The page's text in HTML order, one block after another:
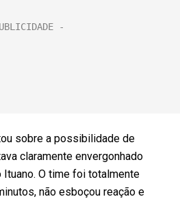
sobre a possibilidade de
claramente envergonhado
O time foi totalmente
não esboçou reação e